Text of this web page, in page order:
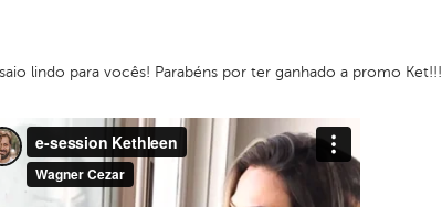
lindo para vocês! Parabéns por ter ganhado a promo Ket!!!